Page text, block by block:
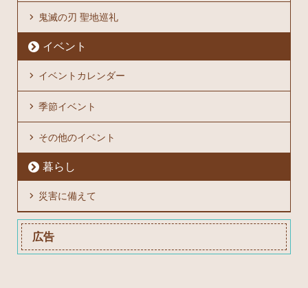
鬼滅の刃 聖地巡礼
イベント
イベントカレンダー
季節イベント
その他のイベント
暮らし
災害に備えて
広告